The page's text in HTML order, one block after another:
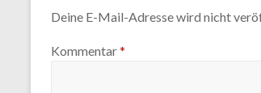
Deine E-Mail-Adresse wird nicht
Kommentar*